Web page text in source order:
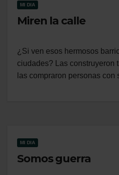
MI DIA
Miren la calle
¿Si ven esos hermosos
ciudades? Las construyeron
las compraron personas
MI DIA
Somos guerra